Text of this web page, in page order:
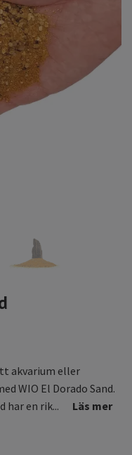
akvarium eller
WIO El Dorado Sand.
har en rik...
Läs mer